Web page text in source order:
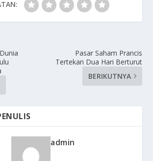
Pasar Saham Prancis
Tertekan Dua Hari Berturut
BERIKUTNYA
admin